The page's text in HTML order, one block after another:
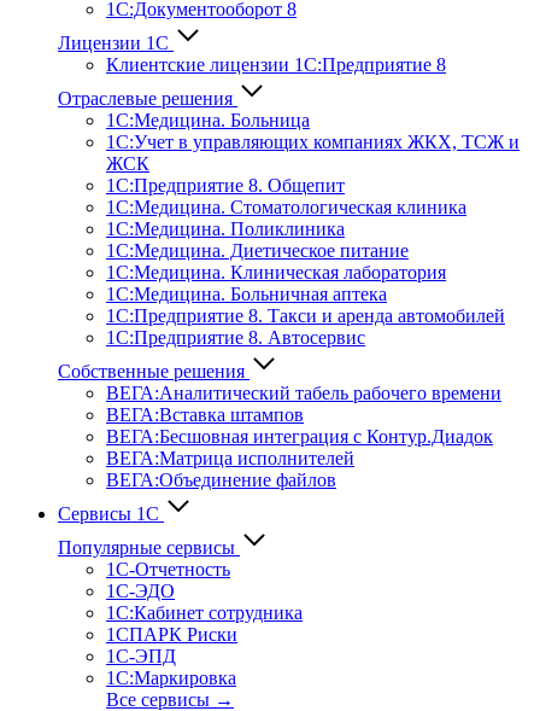
1С:Документооборот 8
Лицензии 1С
Клиентские лицензии 1С:Предприятие 8
Отраслевые решения
1С:Медицина. Больница
1C:Учет в управляющих компаниях ЖКХ, ТСЖ и
ЖСК
1С:Предприятие 8. Общепит
1С:Медицина. Стоматологическая клиника
1С:Медицина. Поликлиника
1С:Медицина. Диетическое питание
1С:Медицина. Клиническая лаборатория
1С:Медицина. Больничная аптека
1С:Предприятие 8. Такси и аренда автомобилей
1С:Предприятие 8. Автосервис
Собственные решения
ВЕГА:Аналитичес­кий табель рабочего времени
ВЕГА:Вставка штампов
ВЕГА:Бесшовная интеграция с Контур.Диадок
ВЕГА:Матрица исполнителей
ВЕГА:Объединение файлов
Сервисы 1С
Популярные сервисы
1С-Отчет­ность
1С-ЭДО
1С:Кабинет сотрудника
1СПАРК Риски
1С-ЭПД
1С:Маркировка
Все сервисы →